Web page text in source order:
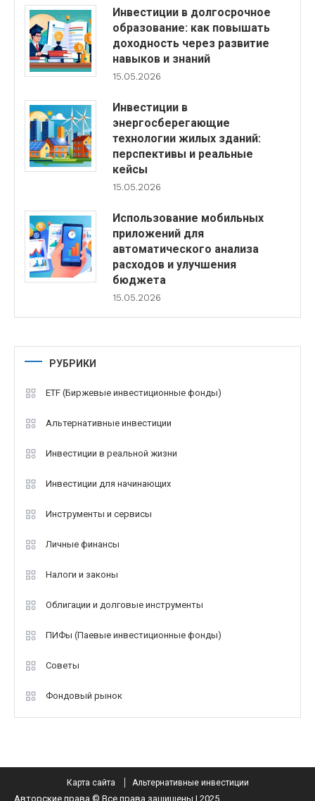
Инвестиции в долгосрочное
образование: как повышать
доходность через развитие
навыков и знаний
15.05.2026
Инвестиции в
энергосберегающие
технологии жилых зданий:
перспективы и реальные
кейсы
15.05.2026
Использование мобильных
приложений для
автоматического анализа
расходов и улучшения
бюджета
15.05.2026
РУБРИКИ
ETF (Биржевые инвестиционные фонды)
Альтернативные инвестиции
Инвестиции в реальной жизни
Инвестиции для начинающих
Инструменты и сервисы
Личные финансы
Налоги и законы
Облигации и долговые инструменты
ПИФы (Паевые инвестиционные фонды)
Советы
Фондовый рынок
Карта сайта Альтернативные инвестиции
Авторские права © Все права защищены | 2025